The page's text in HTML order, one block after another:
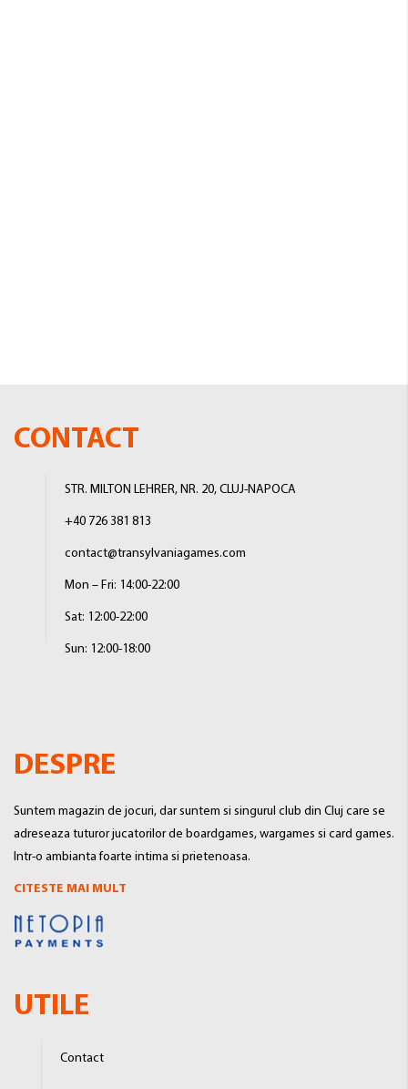
CONTACT
STR. MILTON LEHRER, NR. 20, CLUJ-NAPOCA
+40 726 381 813
contact@transylvaniagames.com
Mon – Fri: 14:00-22:00
Sat: 12:00-22:00
Sun: 12:00-18:00
DESPRE
Suntem magazin de jocuri, dar suntem si singurul club din Cluj care se
adreseaza tuturor jucatorilor de boardgames, wargames si card games.
Intr-o ambianta foarte intima si prietenoasa.
CITESTE MAI MULT
UTILE
Contact